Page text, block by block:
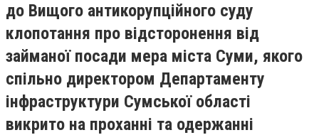
до Вищого антикорупційного суду
клопотання про відсторонення від
займаної посади мера міста Суми, якого
спільно директором Департаменту
інфраструктури Сумської області
викрито на проханні та одержанні